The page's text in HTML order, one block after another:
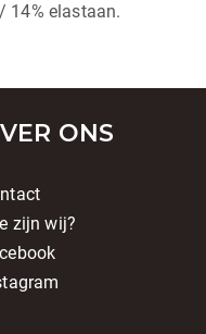
14% elastaan.
ONS
zijn wij?